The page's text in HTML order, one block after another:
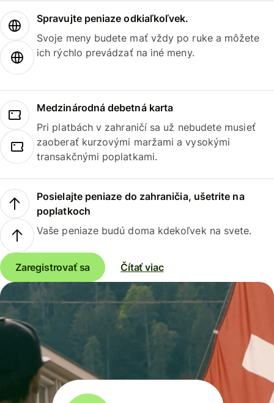
Spravujte peniaze odkiaľkoľvek.
Svoje meny budete mať vždy po ruke a môžete
ich rýchlo prevádzať na iné meny.
Medzinárodná debetná karta
Pri platbách v zahraničí sa už nebudete musieť
zaoberať kurzovými maržami a vysokými
transakčnými poplatkami.
Posielajte peniaze do zahraničia, ušetrite na
poplatkoch
Vaše peniaze budú doma kdekoľvek na svete.
Zaregistrovať sa Čítať viac